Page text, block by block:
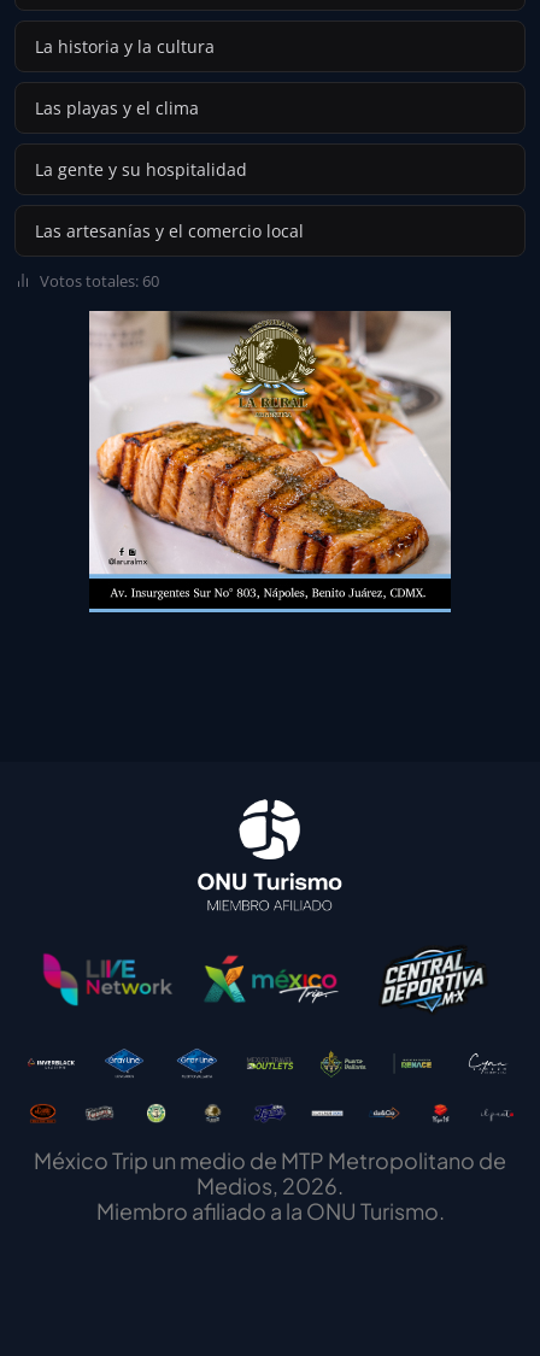
La historia y la cultura
Las playas y el clima
La gente y su hospitalidad
Las artesanías y el comercio local
Votos totales: 60
México Trip un medio de MTP Metropolitano de
Medios, 2026.
Miembro afiliado a la ONU Turismo.